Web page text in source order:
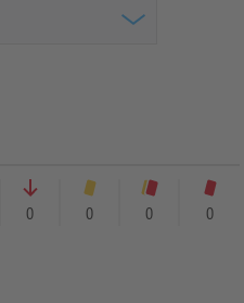
0 0 0 0